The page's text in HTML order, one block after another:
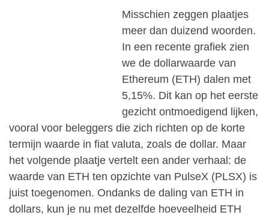
Misschien zeggen plaatjes
meer dan duizend woorden.
In een recente grafiek zien
we de dollarwaarde van
Ethereum (ETH) dalen met
5,15%. Dit kan op het eerste
gezicht ontmoedigend lijken,
vooral voor beleggers die zich richten op de korte
termijn waarde in fiat valuta, zoals de dollar. Maar
het volgende plaatje vertelt een ander verhaal: de
waarde van ETH ten opzichte van PulseX (PLSX) is
juist toegenomen. Ondanks de daling van ETH in
dollars, kun je nu met dezelfde hoeveelheid ETH